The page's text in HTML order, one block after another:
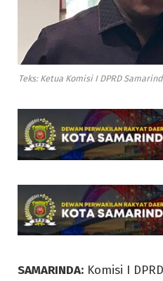
Teks: Ketua Komisi I DPRD
SAMARINDA: Komisi I